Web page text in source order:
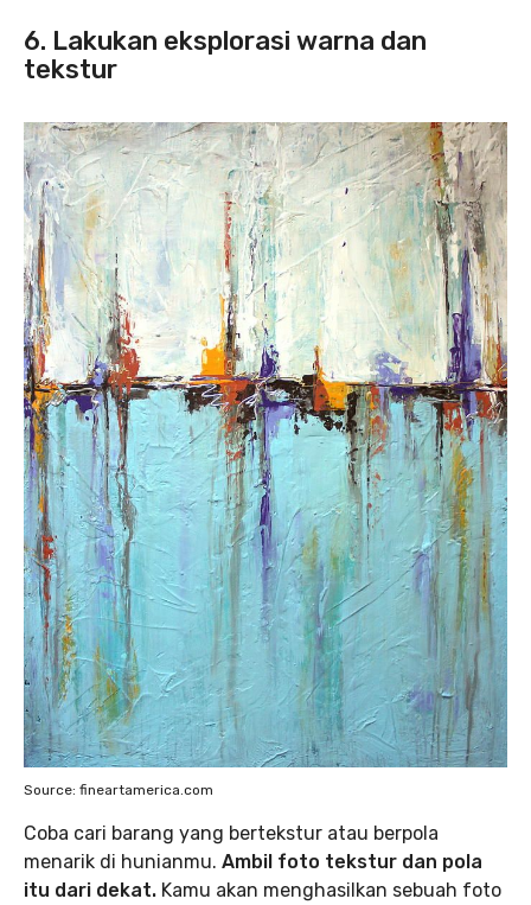
6. Lakukan eksplorasi warna dan
tekstur
Source: fineartamerica.com
Coba cari barang yang bertekstur atau berpola
menarik di hunianmu. Ambil foto tekstur dan pola
itu dari dekat. Kamu akan menghasilkan sebuah foto